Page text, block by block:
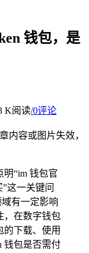
钱包，是
K阅读/0评论
内容或图片失效，
明“im 钱包官
这一关键问
有一定影响
，在数字钱包
的下载、使用
钱包是否需付